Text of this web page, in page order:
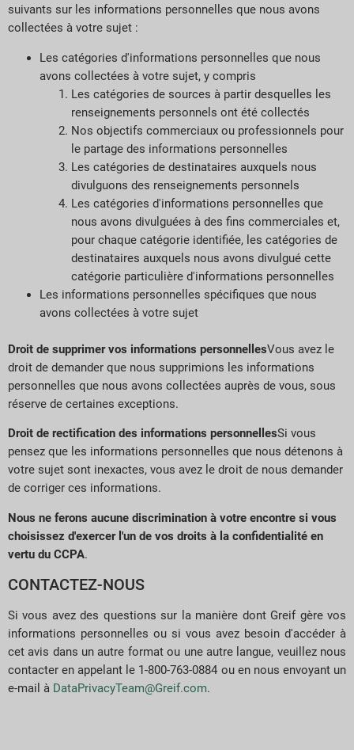
suivants sur les informations personnelles que nous avons
collectées à votre sujet :
Les catégories d'informations personnelles que nous
avons collectées à votre sujet, y compris
Les catégories de sources à partir desquelles les
renseignements personnels ont été collectés
Nos objectifs commerciaux ou professionnels pour
le partage des informations personnelles
Les catégories de destinataires auxquels nous
divulguons des renseignements personnels
Les catégories d'informations personnelles que
nous avons divulguées à des fins commerciales et,
pour chaque catégorie identifiée, les catégories de
destinataires auxquels nous avons divulgué cette
catégorie particulière d'informations personnelles
Les informations personnelles spécifiques que nous
avons collectées à votre sujet
Droit de supprimer vos informations personnellesVous avez le
droit de demander que nous supprimions les informations
personnelles que nous avons collectées auprès de vous, sous
réserve de certaines exceptions.
Droit de rectification des informations personnellesSi vous
pensez que les informations personnelles que nous détenons à
votre sujet sont inexactes, vous avez le droit de nous demander
de corriger ces informations.
Nous ne ferons aucune discrimination à votre encontre si vous
choisissez d'exercer l'un de vos droits à la confidentialité en
vertu du CCPA.
CONTACTEZ-NOUS
Si vous avez des questions sur la manière dont Greif gère vos
informations personnelles ou si vous avez besoin d'accéder à
cet avis dans un autre format ou une autre langue, veuillez nous
contacter en appelant le 1-800-763-0884 ou en nous envoyant un
e-mail à DataPrivacyTeam@Greif.com.